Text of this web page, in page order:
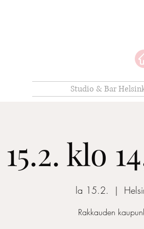
Studio & Bar
klo
la 15.2.
  |
Rakkauden